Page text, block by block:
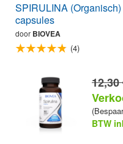
SPIRULINA
capsules
door BIOVEA
(4)
12,30
BTW